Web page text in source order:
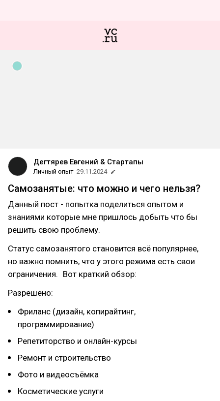
Дегтярев Евгений & Стартапы
Личный опыт 29.11.2024
Самозанятые: что можно и чего нельзя?
Данный пост - попытка поделиться опытом и
знаниями которые мне пришлось добыть что бы
решить свою проблему.
Статус самозанятого становится всё популярнее,
но важно помнить, что у этого режима есть свои
ограничения. Вот краткий обзор:
Разрешено:
Фриланс (дизайн, копирайтинг,
программирование)
Репетиторство и онлайн-курсы
Ремонт и строительство
Фото и видеосъёмка
Косметические услуги